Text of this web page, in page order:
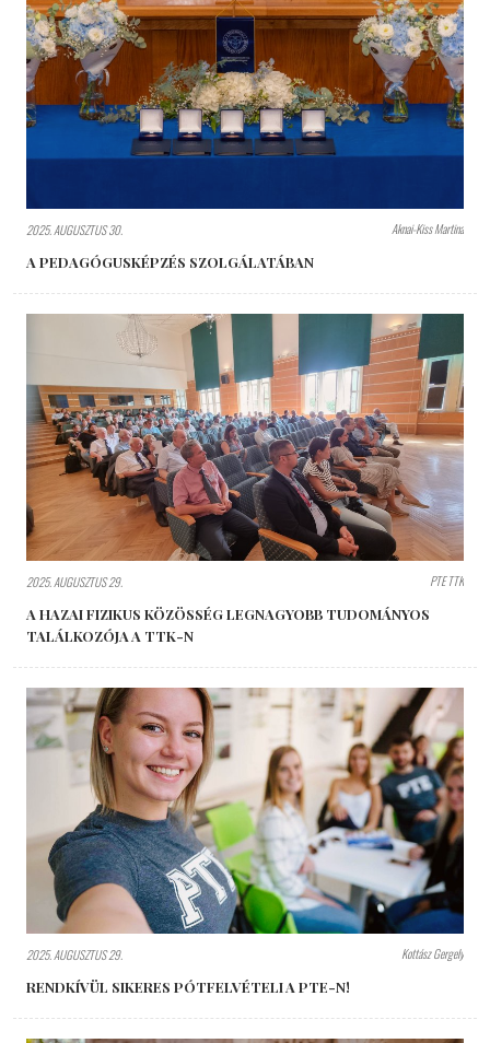
2025. AUGUSZTUS 30. Aknai-Kiss Martina
A PEDAGÓGUSKÉPZÉS SZOLGÁLATÁBAN
2025. AUGUSZTUS 29. PTE TTK
A HAZAI FIZIKUS KÖZÖSSÉG LEGNAGYOBB TUDOMÁNYOS
TALÁLKOZÓJA A TTK-N
2025. AUGUSZTUS 29. Kottász Gergely
RENDKÍVÜL SIKERES PÓTFELVÉTELI A PTE-N!